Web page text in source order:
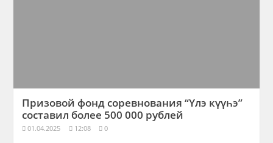
Призовой фонд соревнования “Үлэ күүһэ”
составил более 500 000 рублей
01.04.2025 12:08 0